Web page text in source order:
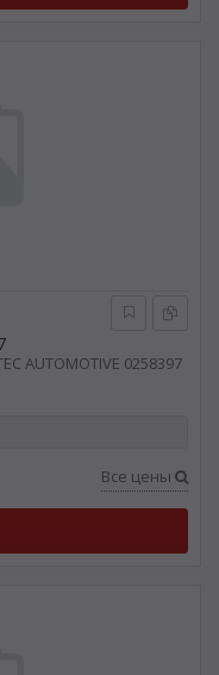
AUTOMOTIVE 0258397
Все цены